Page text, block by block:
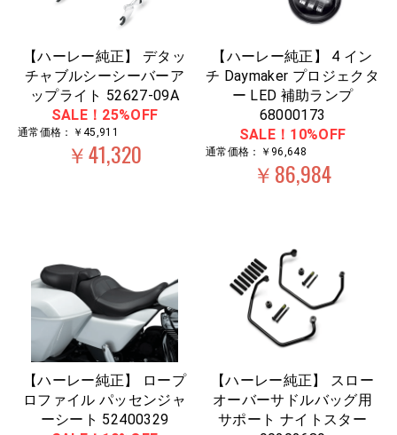
【ハーレー純正】 デタッ
チャブルシーシーバーア
ップライト 52627-09A
SALE！25%OFF
通常価格：￥45,911
￥41,320
【ハーレー純正】 4 イン
チ Daymaker プロジェクタ
ー LED 補助ランプ
68000173
SALE！10%OFF
通常価格：￥96,648
￥86,984
【ハーレー純正】 ロープ
ロファイル パッセンジャ
ーシート 52400329
【ハーレー純正】 スロー
オーバーサドルバッグ用
サポート ナイトスター